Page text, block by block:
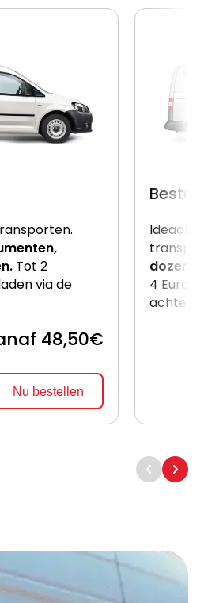
Tot 2
via de
48,50€
Nu bestellen
Ideaal
dozen
4